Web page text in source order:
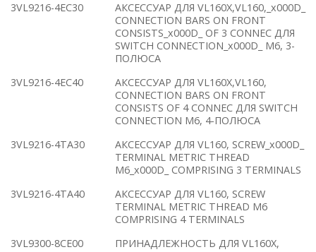
3VL9216-4EC30
АКСЕССУАР ДЛЯ VL160X,VL160,_x000D_
CONNECTION BARS ON FRONT
CONSISTS_x000D_ OF 3 CONNEC ДЛЯ
SWITCH CONNECTION_x000D_ M6, 3-
ПОЛЮСА
3VL9216-4EC40
АКСЕССУАР ДЛЯ VL160X,VL160,
CONNECTION BARS ON FRONT
CONSISTS OF 4 CONNEC ДЛЯ SWITCH
CONNECTION M6, 4-ПОЛЮСА
3VL9216-4TA30
АКСЕССУАР ДЛЯ VL160, SCREW_x000D_
TERMINAL METRIC THREAD
M6_x000D_ COMPRISING 3 TERMINALS
3VL9216-4TA40
АКСЕССУАР ДЛЯ VL160, SCREW
TERMINAL METRIC THREAD M6
COMPRISING 4 TERMINALS
3VL9300-8CE00
ПРИНАДЛЕЖНОСТЬ ДЛЯ VL160X,